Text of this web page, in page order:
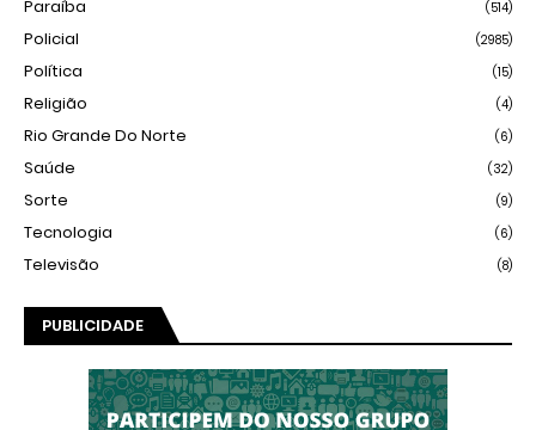
Paraíba (514)
Policial (2985)
Política (15)
Religião (4)
Rio Grande Do Norte (6)
Saúde (32)
Sorte (9)
Tecnologia (6)
Televisão (8)
PUBLICIDADE